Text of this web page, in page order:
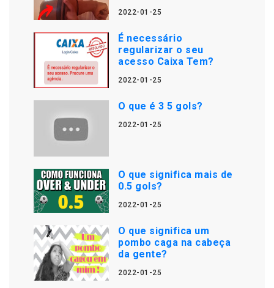
2022-01-25
É necessário
regularizar o seu
acesso Caixa Tem?
2022-01-25
O que é 3 5 gols?
2022-01-25
O que significa mais de
0.5 gols?
2022-01-25
O que significa um
pombo caga na cabeça
da gente?
2022-01-25